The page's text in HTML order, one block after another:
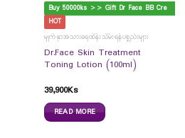
B
uy 50000ks >> Gift Dr Face BB Cream
HOT
မျက်နှာအသားရေထိန်းသိမ်းရန်ပစ္စည်းများ
Dr.Face Skin Treatment
Toning Lotion (100ml)
39,900Ks
READ MORE